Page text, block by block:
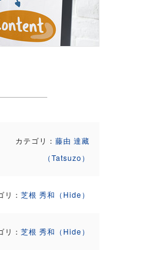
カテゴリ： 藤由 達藏
（Tatsuzo）
リ： 芝根 秀和（Hide）
リ： 芝根 秀和（Hide）